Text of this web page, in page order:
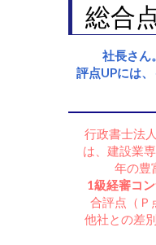
総合
社長さん
評点UPには
行政書士法
は、建設業
年の豊
1級経審コ
合評点（Ｐ
他社との差